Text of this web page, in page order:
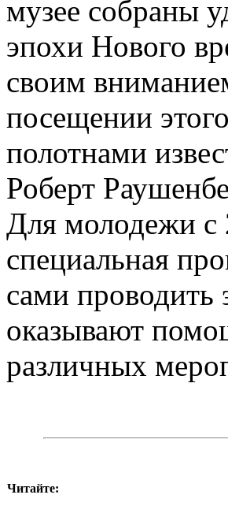
музее собраны
эпохи Нового
своим
посещении
полотнами
Роберт
Для молодежи с
специальная
сами проводить
оказывают
различных
Читайте: